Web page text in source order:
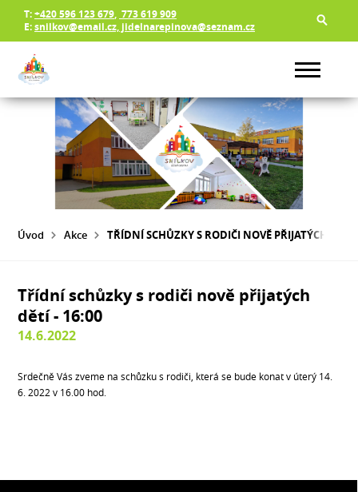
T:+420 596 123 679, 773 619 909
E:snilkov@email.cz, jidelnarepinova@seznam.cz
Úvod Akce TŘÍDNÍ SCHŮZKY S RODIČI NOVĚ PŘIJATÝCH DĚTÍ
Třídní schůzky s rodiči nově přijatých
dětí - 16:00
14.6.2022
Srdečně Vás zveme na schůzku s rodiči, která se bude konat v úterý 14.
6. 2022 v 16.00 hod.